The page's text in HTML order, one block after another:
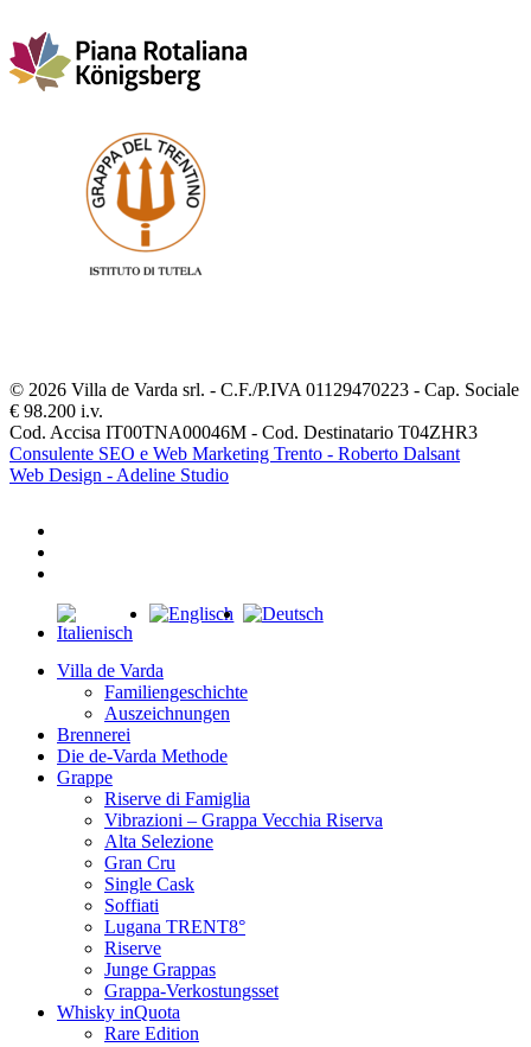
© 2026 Villa de Varda srl. - C.F./P.IVA 01129470223 - Cap. Sociale
€ 98.200 i.v.
Cod. Accisa IT00TNA00046M - Cod. Destinatario T04ZHR3
Consulente SEO e Web Marketing Trento - Roberto Dalsant
Web Design - Adeline Studio
Menu
Villa de Varda
Familiengeschichte
Auszeichnungen
Brennerei
Die de-Varda Methode
Grappe
Riserve di Famiglia
Vibrazioni – Grappa Vecchia Riserva
Alta Selezione
Gran Cru
Single Cask
Soffiati
Lugana TRENT8°
Riserve
Junge Grappas
Grappa-Verkostungsset
Whisky inQuota
Rare Edition